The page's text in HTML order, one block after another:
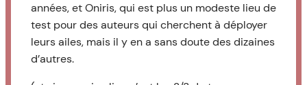
années, et Oniris, qui est plus un modeste lieu de
test pour des auteurs qui cherchent à déployer
leurs ailes, mais il y en a sans doute des dizaines
d’autres.